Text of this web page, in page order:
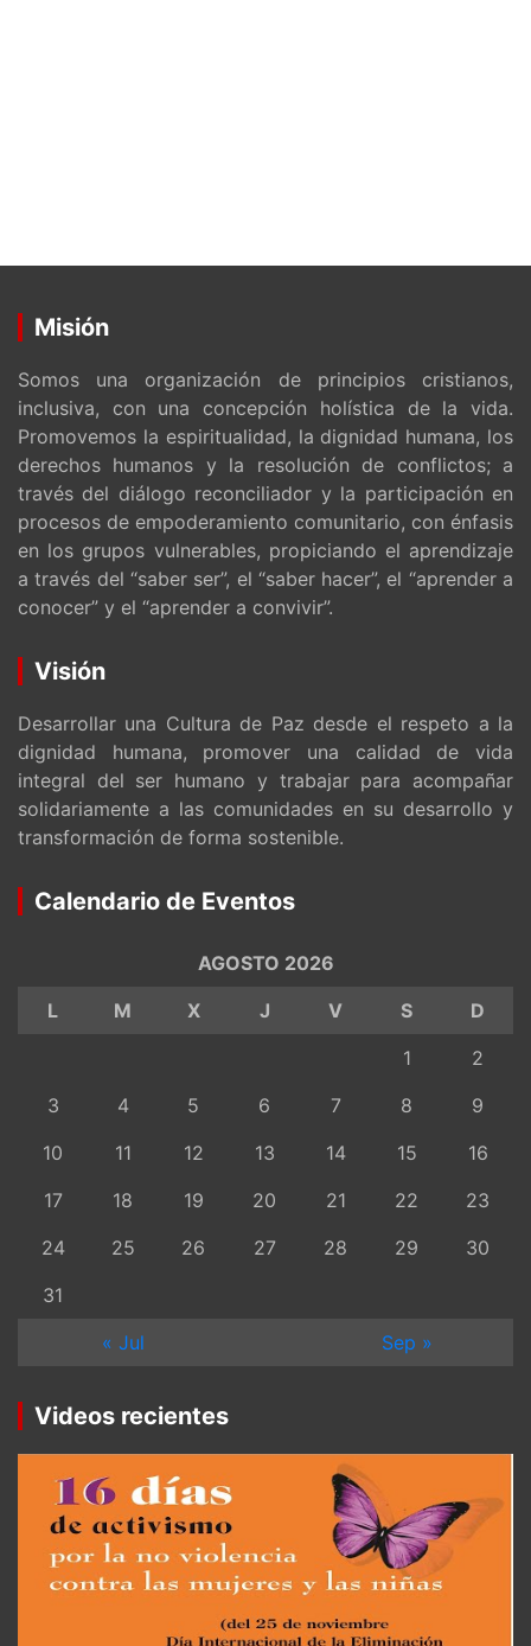
Misión
Somos una organización de principios cristianos,
inclusiva, con una concepción holística de la vida.
Promovemos la espiritualidad, la dignidad humana, los
derechos humanos y la resolución de conflictos; a
través del diálogo reconciliador y la participación en
procesos de empoderamiento comunitario, con énfasis
en los grupos vulnerables, propiciando el aprendizaje
a través del “saber ser”, el “saber hacer”, el “aprender a
conocer” y el “aprender a convivir”.
Visión
Desarrollar una Cultura de Paz desde el respeto a la
dignidad humana, promover una calidad de vida
integral del ser humano y trabajar para acompañar
solidariamente a las comunidades en su desarrollo y
transformación de forma sostenible.
Calendario de Eventos
AGOSTO 2026
L
M X J V S
D
1
2
3
4 5 6 7 8
9
10
11 12 13 14 15
16
17
18 19 20 21 22
23
24
25 26 27 28 29
30
31
« Jul
Sep »
Videos recientes